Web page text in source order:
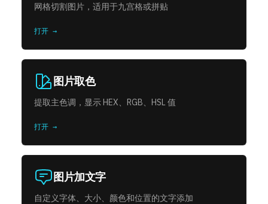
网格切割图片，适用于九宫格或拼贴
打开 →
图片取色
提取主色调，显示 HEX、RGB、HSL 值
打开 →
图片加文字
自定义字体、大小、颜色和位置的文字添加